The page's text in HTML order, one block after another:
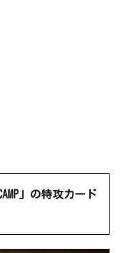
」の特攻カード